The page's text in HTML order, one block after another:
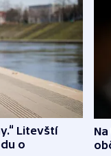
Litevští
o